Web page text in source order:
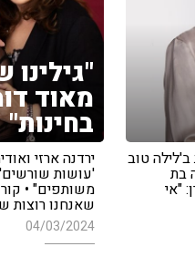
ב'לילה טוב
בת
"אי
"גילינו
מאוד
בחינות"
ירדנה ארזי
'עושות שורשים'
משותפים" •
שאנחנו רוצות
04/03/2024